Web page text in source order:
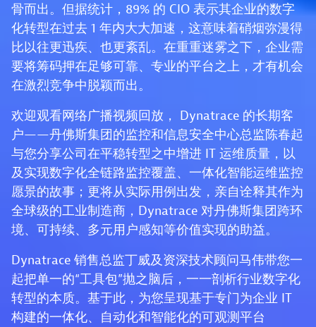
骨而出。但据统计，89% 的 CIO 表示其企业的数字
化转型在过去 1 年内大大加速，这意味着硝烟弥漫得
比以往更迅疾、也更紊乱。在重重迷雾之下，企业需
要将筹码押在足够可靠、专业的平台之上，才有机会
在激烈竞争中脱颖而出。
欢迎观看网络广播视频回放， Dynatrace 的长期客
户——丹佛斯集团的监控和信息安全中心总监陈春起
与您分享公司在平稳转型之中增进 IT 运维质量，以
及实现数字化全链路监控覆盖、一体化智能运维监控
愿景的故事；更将从实际用例出发，亲自诠释其作为
全球级的工业制造商，Dynatrace 对丹佛斯集团跨环
境、可持续、多元用户感知等价值实现的助益。
Dynatrace 销售总监丁威及资深技术顾问马伟带您一
起把单一的“工具包”抛之脑后，一一剖析行业数字化
转型的本质。基于此，为您呈现基于专门为企业 IT
构建的一体化、自动化和智能化的可观测平台